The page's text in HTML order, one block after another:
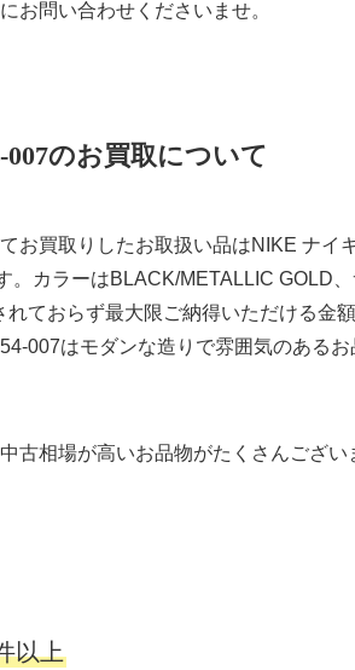
お問い合わせくださいませ。
のお買取について
お買取りしたお取扱い品はNIKE ナイ
カラーはBLACK/METALLIC GOLD
ておらず最大限ご納得いただける金
007はモダンな造りで雰囲気のあるお
古相場が高いお品物がたくさんござい
以上